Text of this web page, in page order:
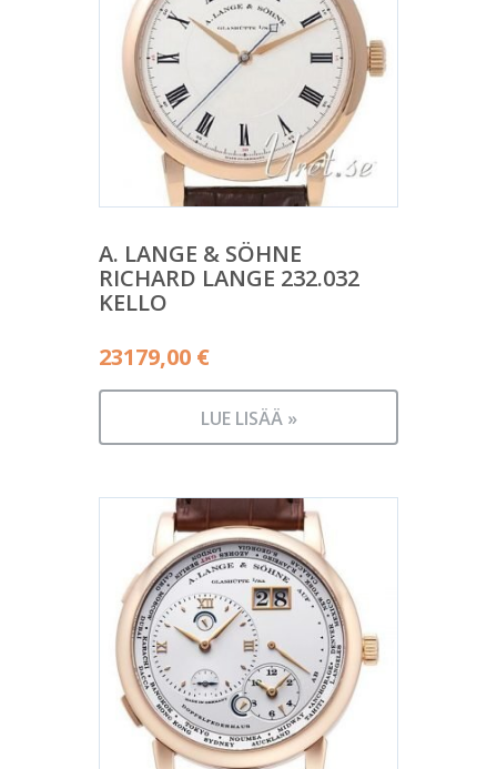
A. LANGE & SÖHNE
RICHARD LANGE 232.032
KELLO
23179,00 €
LUE LISÄÄ »